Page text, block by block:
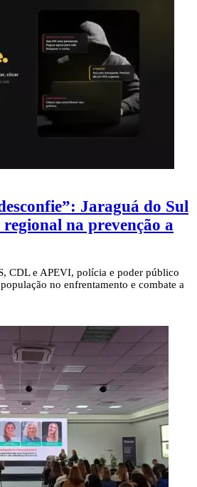
Jaraguá do Sul
na prevenção a
CDL e APEVI, polícia e poder público
no enfrentamento e combate a